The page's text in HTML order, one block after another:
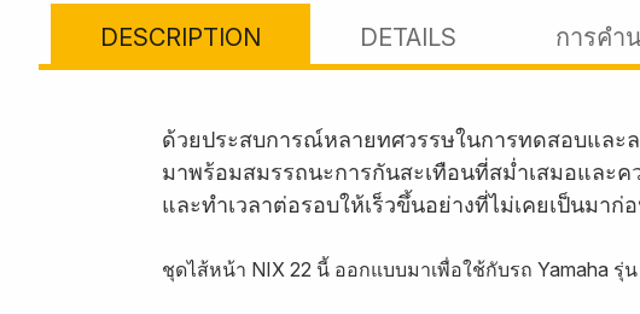
DESCRIPTION DETAILS การคำ
ด้วยประสบการณ์หลายทศวรรษในการทดสอบและ
มาพร้อมสมรรถนะการกันสะเทือนที่สม่ำเสมอและ
และทำเวลาต่อรอบให้เร็วขึ้นอย่างที่ไม่เคยเป็นมาก่
ชุดไส้หน้า NIX 22 นี้ ออกแบบมาเพื่อใช้กับรถ Yamaha รุ่